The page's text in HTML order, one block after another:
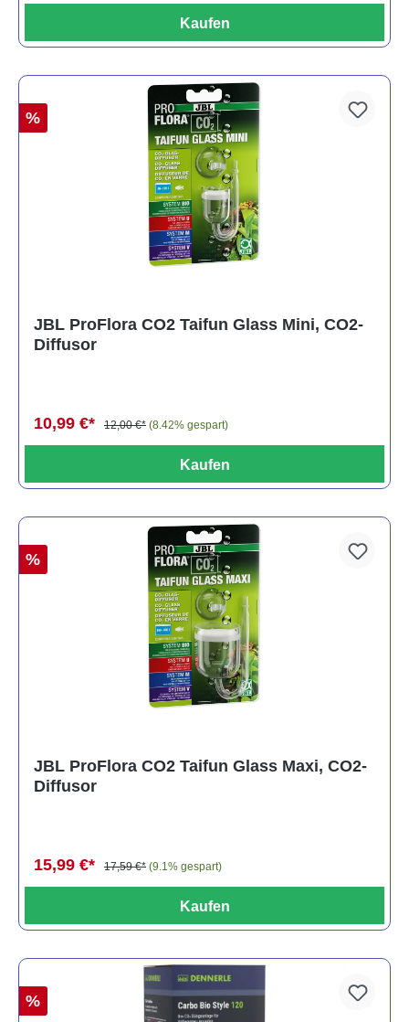
Kaufen
%
JBL ProFlora CO2 Taifun Glass Mini, CO2-
Diffusor
10,99 €* 12,00 €* (8.42% gespart)
Kaufen
%
JBL ProFlora CO2 Taifun Glass Maxi, CO2-
Diffusor
15,99 €* 17,59 €* (9.1% gespart)
Kaufen
%